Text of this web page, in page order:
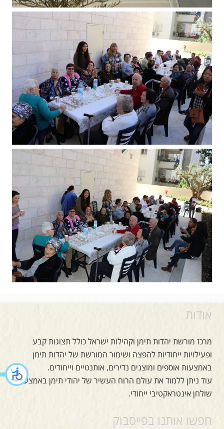
אודות
מרכז מורשת יהדות תימן וקהילות ישראל כולל תצוגות קבע
ופעילויות ייחודיות להפצה ושימור המורשת של יהדות תימן
באמצעות אוספים ומוצגים נדירים, אותנטיים וייחודים.
עוד ניתן ללמוד את עולם הרוח העשיר של יהודי תימן באמצעות
שולחן אינטראקטיבי ייחודי.
חפשו אותנו בפייסבוק